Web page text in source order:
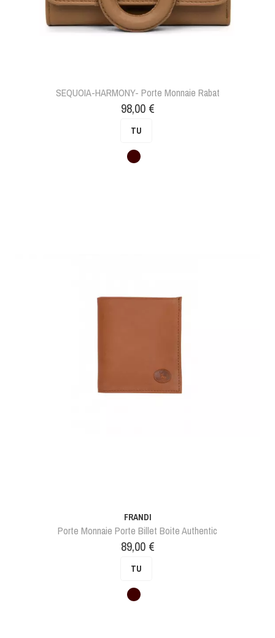
SEQUOIA-HARMONY- Porte Monnaie Rabat
Prix
98,00 €
TU
Marron
FRANDI
Porte Monnaie Porte Billet Boite Authentic
Prix
89,00 €
TU
Marron